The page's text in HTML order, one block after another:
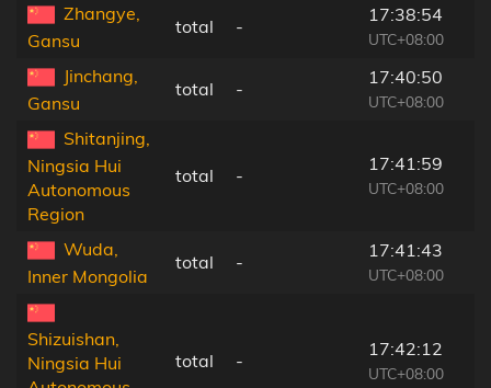
Zhangye,
Gansu
total -
17:38:54
UTC+08:00
Jinchang,
Gansu
total -
17:40:50
UTC+08:00
Shitanjing,
Ningsia Hui
Autonomous
Region
total -
17:41:59
UTC+08:00
Wuda,
Inner Mongolia
total -
17:41:43
UTC+08:00
Shizuishan,
Ningsia Hui
total -
17:42:12
UTC+08:00